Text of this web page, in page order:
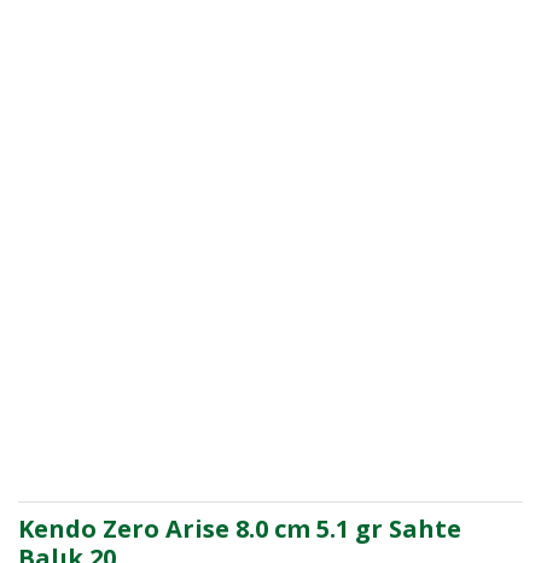
Kendo Zero Arise 8.0 cm 5.1 gr Sahte